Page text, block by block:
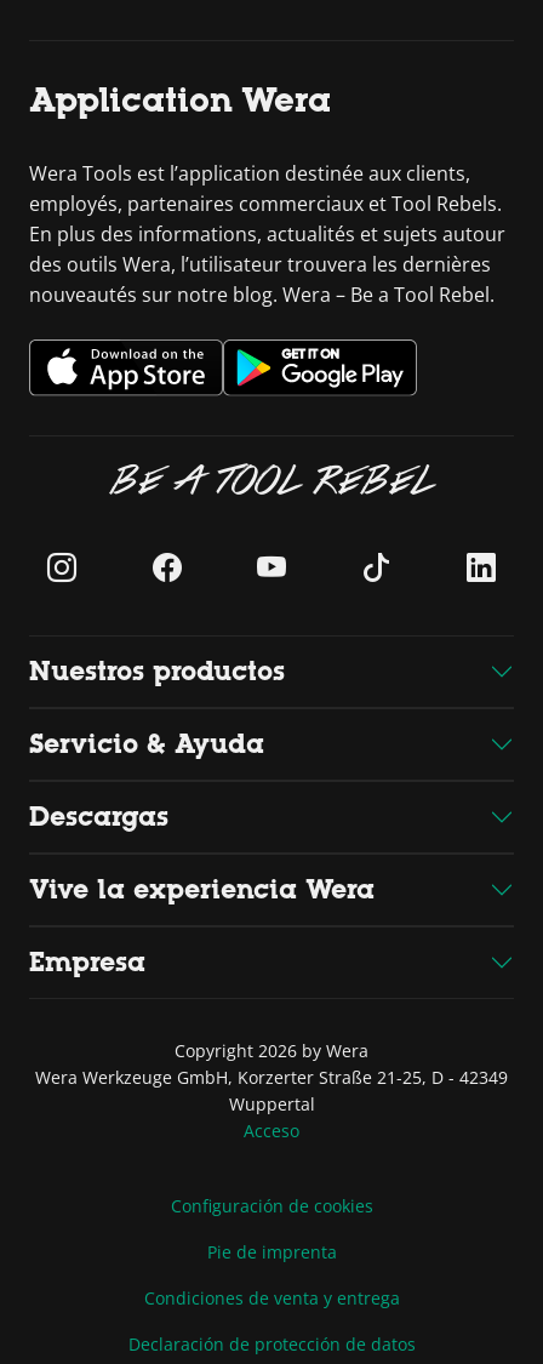
Application Wera
Wera Tools est l’application destinée aux clients,
employés, partenaires commerciaux et Tool Rebels.
En plus des informations, actualités et sujets autour
des outils Wera, l’utilisateur trouvera les dernières
nouveautés sur notre blog. Wera – Be a Tool Rebel.
BE A TOOL REBEL
Nuestros productos
Servicio & Ayuda
Descargas
Vive la experiencia Wera
Empresa
Copyright 2026 by Wera
Wera Werkzeuge GmbH, Korzerter Straße 21-25, D - 42349
Wuppertal
Acceso
Configuración de cookies
Pie de imprenta
Condiciones de venta y entrega
Declaración de protección de datos